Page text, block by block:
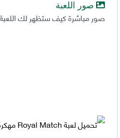
صور اللعبة
صور مباشرة كيف ستظهر لك اللعبة